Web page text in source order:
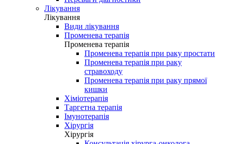
Лікування
Лікування
Види лікування
Променева терапія
Променева терапія
Променева терапія при раку простати
Променева терапія при раку
стравоходу
Променева терапія при раку прямої
кишки
Хіміотерапія
Таргетна терапія
Імунотерапія
Хірургія
Хірургія